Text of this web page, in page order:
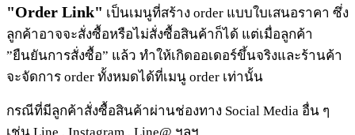
"Order Link" เป็นเมนูที่สร้าง order แบบใบเสนอราคา ซึ่ง
ลูกค้าอาจจะสั่งซื้อหรือไม่สั่งซื้อสินค้าก็ได้ แต่เมื่อลูกค้า
”ยืนยันการสั่งซื้อ” แล้ว ทำให้เกิดออเดอร์ขึ้นจริงและร้านค้า
จะจัดการ order ทั้งหมดได้ที่เมนู order เท่านั้น
กรณีที่มีลูกค้าสั่งซื้อสินค้าผ่านช่องทาง Social Media อื่น ๆ